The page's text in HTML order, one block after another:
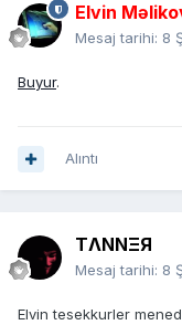
Elvin
Mesaj tarihi: 8
Buyur.
Alıntı
TΛNNΞЯ
Mesaj tarihi: 8
Elvin tesekkurler